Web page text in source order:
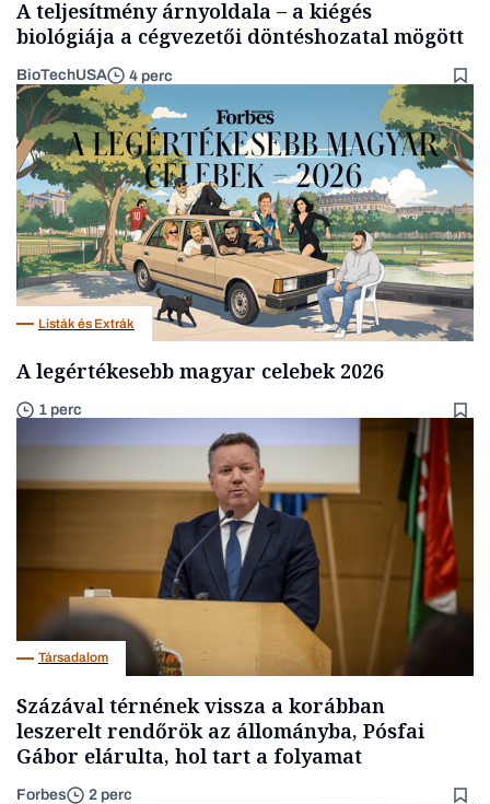
A teljesítmény árnyoldala – a kiégés
biológiája a cégvezetői döntéshozatal mögött
BioTechUSA 4 perc
Listák és Extrák
A legértékesebb magyar celebek 2026
1 perc
Társadalom
Százával térnének vissza a korábban
leszerelt rendőrök az állományba, Pósfai
Gábor elárulta, hol tart a folyamat
Forbes 2 perc